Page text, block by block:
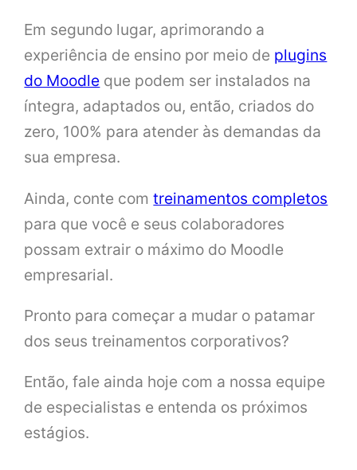
Em segundo lugar, aprimorando a
experiência de ensino por meio de plugins
do Moodle que podem ser instalados na
íntegra, adaptados ou, então, criados do
zero, 100% para atender às demandas da
sua empresa.
Ainda, conte comtreinamentos completos
para que você e seus colaboradores
possam extrair o máximo do Moodle
empresarial.
Pronto para começar a mudar o patamar
dos seus treinamentos corporativos?
Então, fale ainda hoje com a nossa equipe
de especialistas e entenda os próximos
estágios.